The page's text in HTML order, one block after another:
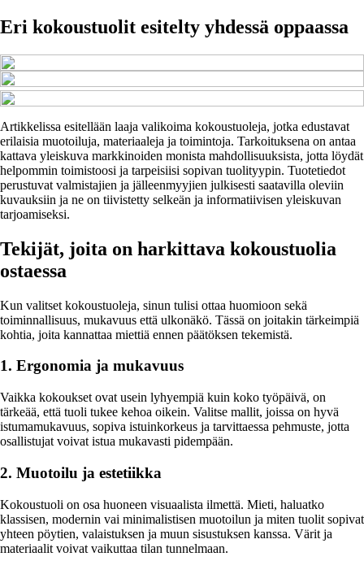
Eri kokoustuolit esitelty yhdessä oppaassa
Artikkelissa esitellään laaja valikoima kokoustuoleja, jotka edustavat
erilaisia muotoiluja, materiaaleja ja toimintoja. Tarkoituksena on antaa
kattava yleiskuva markkinoiden monista mahdollisuuksista, jotta löydät
helpommin toimistoosi ja tarpeisiisi sopivan tuolityypin. Tuotetiedot
perustuvat valmistajien ja jälleenmyyjien julkisesti saatavilla oleviin
kuvauksiin ja ne on tiivistetty selkeän ja informatiivisen yleiskuvan
tarjoamiseksi.
Tekijät, joita on harkittava kokoustuolia
ostaessa
Kun valitset kokoustuoleja, sinun tulisi ottaa huomioon sekä
toiminnallisuus, mukavuus että ulkonäkö. Tässä on joitakin tärkeimpiä
kohtia, joita kannattaa miettiä ennen päätöksen tekemistä.
1. Ergonomia ja mukavuus
Vaikka kokoukset ovat usein lyhyempiä kuin koko työpäivä, on
tärkeää, että tuoli tukee kehoa oikein. Valitse mallit, joissa on hyvä
istumamukavuus, sopiva istuinkorkeus ja tarvittaessa pehmuste, jotta
osallistujat voivat istua mukavasti pidempään.
2. Muotoilu ja estetiikka
Kokoustuoli on osa huoneen visuaalista ilmettä. Mieti, haluatko
klassisen, modernin vai minimalistisen muotoilun ja miten tuolit sopivat
yhteen pöytien, valaistuksen ja muun sisustuksen kanssa. Värit ja
materiaalit voivat vaikuttaa tilan tunnelmaan.